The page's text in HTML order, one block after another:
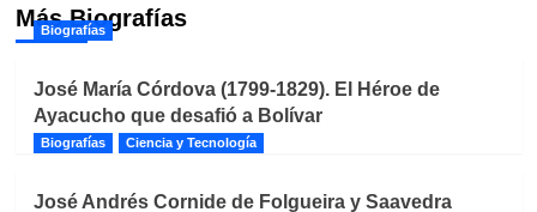
Más Biografías
Biografías
José María Córdova (1799-1829). El Héroe de
Ayacucho que desafió a Bolívar
Biografías Ciencia y Tecnología
José Andrés Cornide de Folgueira y Saavedra